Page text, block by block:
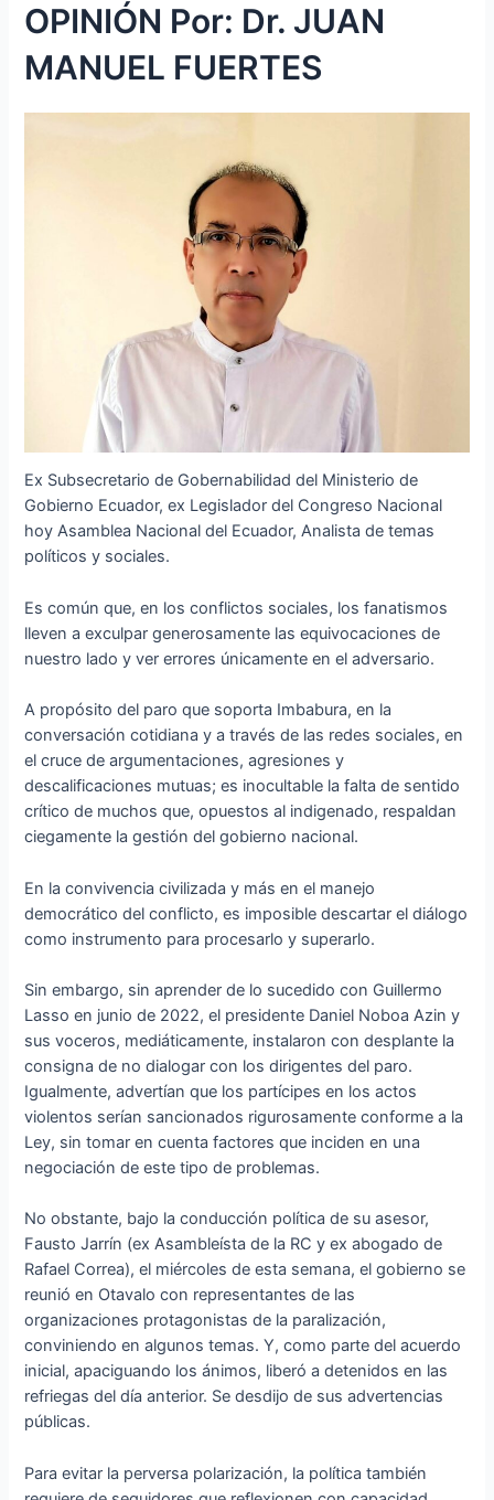
OPINIÓN Por: Dr. JUAN
MANUEL FUERTES
Ex Subsecretario de Gobernabilidad del Ministerio de
Gobierno Ecuador, ex Legislador del Congreso Nacional
hoy Asamblea Nacional del Ecuador, Analista de temas
políticos y sociales.
Es común que, en los conflictos sociales, los fanatismos
lleven a exculpar generosamente las equivocaciones de
nuestro lado y ver errores únicamente en el adversario.
A propósito del paro que soporta Imbabura, en la
conversación cotidiana y a través de las redes sociales, en
el cruce de argumentaciones, agresiones y
descalificaciones mutuas; es inocultable la falta de sentido
crítico de muchos que, opuestos al indigenado, respaldan
ciegamente la gestión del gobierno nacional.
En la convivencia civilizada y más en el manejo
democrático del conflicto, es imposible descartar el diálogo
como instrumento para procesarlo y superarlo.
Sin embargo, sin aprender de lo sucedido con Guillermo
Lasso en junio de 2022, el presidente Daniel Noboa Azin y
sus voceros, mediáticamente, instalaron con desplante la
consigna de no dialogar con los dirigentes del paro.
Igualmente, advertían que los partícipes en los actos
violentos serían sancionados rigurosamente conforme a la
Ley, sin tomar en cuenta factores que inciden en una
negociación de este tipo de problemas.
No obstante, bajo la conducción política de su asesor,
Fausto Jarrín (ex Asambleísta de la RC y ex abogado de
Rafael Correa), el miércoles de esta semana, el gobierno se
reunió en Otavalo con representantes de las
organizaciones protagonistas de la paralización,
conviniendo en algunos temas. Y, como parte del acuerdo
inicial, apaciguando los ánimos, liberó a detenidos en las
refriegas del día anterior. Se desdijo de sus advertencias
públicas.
Para evitar la perversa polarización, la política también